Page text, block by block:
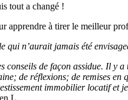
tout a changé !
apprendre à tirer le meilleur
qui n’aurait jamais été
de façon assidue. Il y
de réflexions; de remises
immobilier locatif et
L.